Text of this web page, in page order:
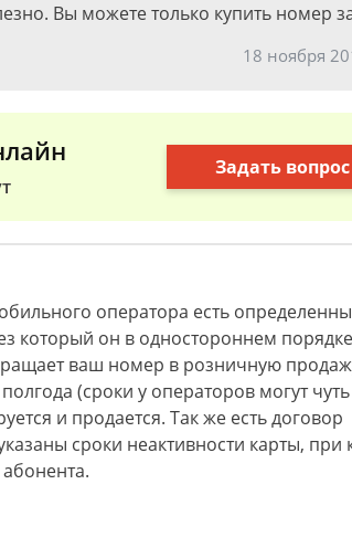
Вы можете только купить номер
18 ноября
Задать вопрос
оператора есть
который он в одностороннем порядке
ваш номер в розничную
(сроки у операторов могут чуть
и продается. Так же есть договор
сроки неактивности карты, при